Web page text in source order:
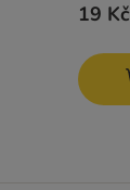
19 Kč